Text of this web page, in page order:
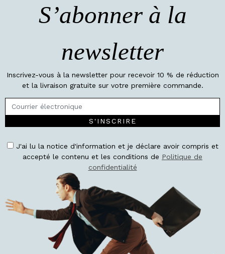
S’abonner à la
newsletter
Inscrivez-vous à la newsletter pour recevoir 10 % de réduction
et la livraison gratuite sur votre première commande.
S'INSCRIRE
J'ai lu la notice d'information et je déclare avoir compris et
accepté le contenu et les conditions de Politique de
confidentialité